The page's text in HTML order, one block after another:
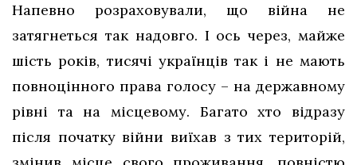
Напевно розраховували, що війна не
затягнеться так надовго. І ось через, майже
шість років, тисячі українців так і не мають
повноцінного права голосу – на державному
рівні та на місцевому. Багато хто відразу
після початку війни виїхав з тих територій,